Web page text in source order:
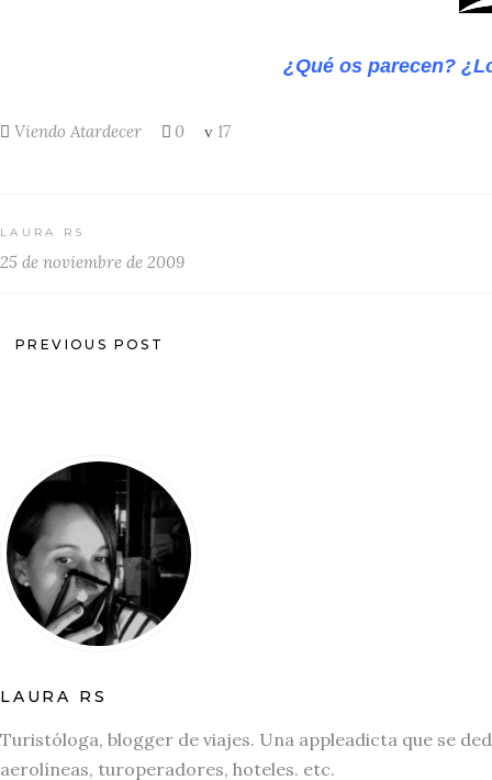
¿Qué os parecen?
Viendo Atardecer 0 17
LAURA RS
25 de noviembre de 2009
PREVIOUS POST
LAURA RS
Turistóloga, blogger de viajes. Una appleadicta que se
aerolíneas, turoperadores, hoteles. etc.